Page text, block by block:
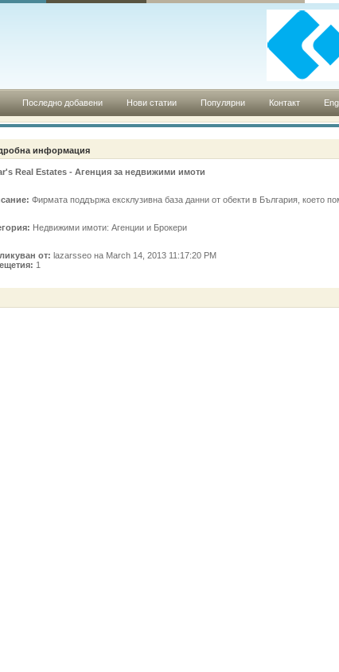
Последно добавени Нови статии Популярни Контакт
информация
Real Estates - Агенция за недвижими имоти
Фирмата поддържа ексклузивна база данни от обекти в България, което
Недвижими имоти: Агенции и Брокери
от: lazarsseo на March 14, 2013 11:17:20 PM
1